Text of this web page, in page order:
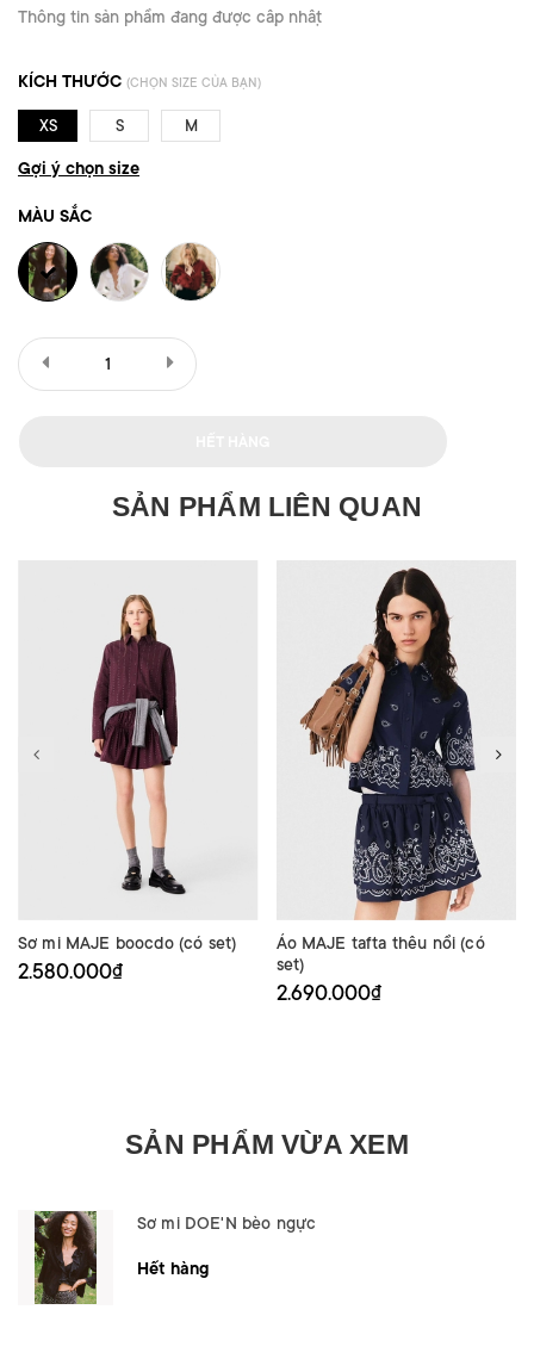
Thông tin sản phẩm đang được cập nhật
KÍCH THƯỚC (CHỌN SIZE CỦA BẠN)
XS S M
Gợi ý chọn size
MÀU SẮC
SẢN PHẨM LIÊN QUAN
Sơ mi MAJE boocdo (có set)
2.580.000₫
Áo MAJE tafta thêu nổi (có
set)
2.690.000₫
SẢN PHẨM VỪA XEM
Sơ mi DOE'N bèo ngực
Hết hàng